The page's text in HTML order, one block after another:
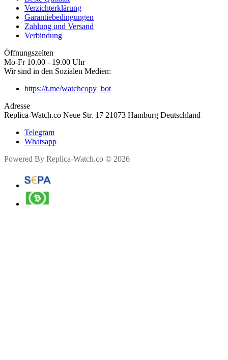
Verzichterklärung
Garantiebedingungen
Zahlung und Versand
Verbindung
Öffnungszeiten
Mo-Fr 10.00 - 19.00 Uhr
Wir sind in den Sozialen Medien:
https://t.me/watchcopy_bot
Adresse
Replica-Watch.co Neue Str. 17 21073 Hamburg Deutschland
Telegram
Whatsapp
Powered By Replica-Watch.co © 2026